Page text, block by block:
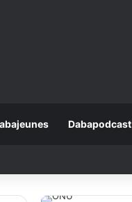
Dabapodcast